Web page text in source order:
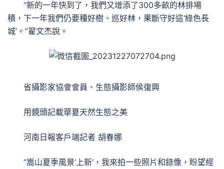
“新的一年快到了，我們又增添了300多畝的林排場
積，下一年我們仍要種好樹、巡好林，果斷守好這‘綠色長
城’。”翟文杰說。
省攝影家協會會員、生態攝影師侯復興
用鏡頭記載華夏天然生態之美
河南日報客戶端記者 胡春娜
“嵩山夏季風景‘上新’，我來拍一些照片和錄像，盼望經